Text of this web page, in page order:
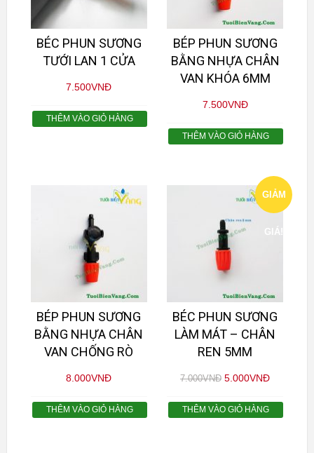
BÉC PHUN SƯƠNG
TƯỚI LAN 1 CỬA
7.500VNĐ
THÊM VÀO GIỎ HÀNG
BÉP PHUN SƯƠNG
BẰNG NHỰA CHÂN
VAN KHÓA 6MM
7.500VNĐ
THÊM VÀO GIỎ HÀNG
BÉP PHUN SƯƠNG
BẰNG NHỰA CHÂN
VAN CHỐNG RÒ
8.000VNĐ
THÊM VÀO GIỎ HÀNG
GIẢM
GIÁ!
BÉC PHUN SƯƠNG
LÀM MÁT – CHÂN
REN 5MM
7.000VNĐ 5.000VNĐ
THÊM VÀO GIỎ HÀNG